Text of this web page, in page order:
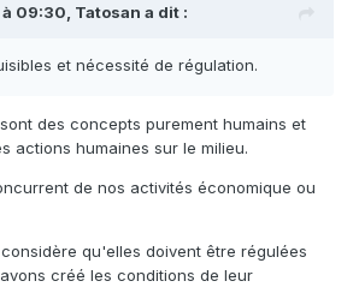
09:30, Tatosan a dit :
et nécessité de régulation.
des concepts purement humains et
actions humaines sur le milieu.
de nos activités économique ou
qu'elles doivent être régulées
créé les conditions de leur